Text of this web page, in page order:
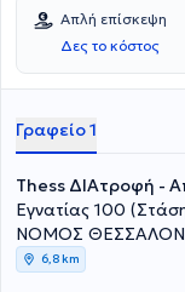
Απλή επίσκεψη
Δες το κόστος
Γραφείο 1
Thess ΔΙΑτροφή -
Εγνατίας 100
ΝΟΜΟΣ
6,8 km